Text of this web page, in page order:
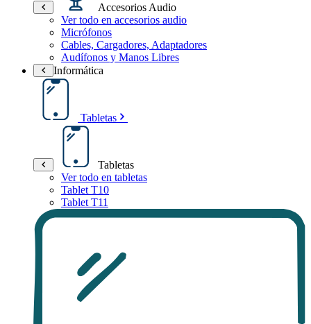
Accesorios Audio
Ver todo en accesorios audio
Micrófonos
Cables, Cargadores, Adaptadores
Audífonos y Manos Libres
Informática
Tabletas
Tabletas
Ver todo en tabletas
Tablet T10
Tablet T11